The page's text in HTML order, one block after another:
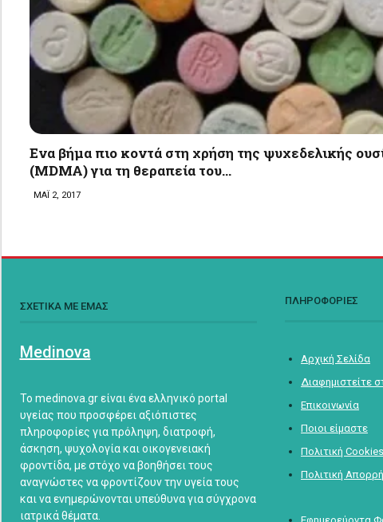
Eνα βήμα πιο κοντά στη χρήση της ψυχεδελικής
(MDMA) για τη θεραπεία του…
ΜΑΪ 2, 2017
ΣΧΕΤΙΚΑ ΜΕ ΕΜΑΣ
Medinova
Το medinova.gr είναι ένα ελληνικό portal
υγείας που προσφέρει αξιόπιστες
πληροφορίες για πρόληψη, διατροφή,
άσκηση, ψυχολογία και οικογενειακή
φροντίδα, με στόχο να βοηθήσει τους
αναγνώστες να φροντίζουν την υγεία τους
και να ενημερώνονται υπεύθυνα για σύγχρονα
ιατρικά θέματα.
ΠΛΗΡΟΦΟΡΙΕΣ
Αρχική Σελίδα
Διαφημιστείτε
Επικοινωνία
Ποιοι είμαστε
Πολιτική Cookies
Πολιτική